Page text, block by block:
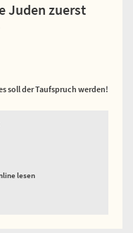
Juden zuerst
soll der Taufspruch werden!
lesen